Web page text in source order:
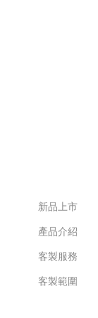
新品上市
產品介紹
客製服務
客製範圍